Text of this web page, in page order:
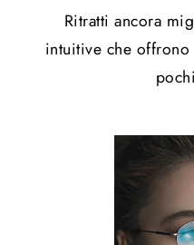
Ritratti ancora
intuitive che